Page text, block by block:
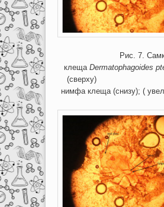
Рис. 7.
клеща Dermatophagoides
нимфа клеща (снизу); (